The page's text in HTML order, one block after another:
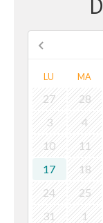
LU MA
27 28
3
4
10
11
17
18
24
25
31
1